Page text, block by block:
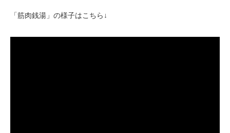
「筋肉銭湯」の様子はこちら↓